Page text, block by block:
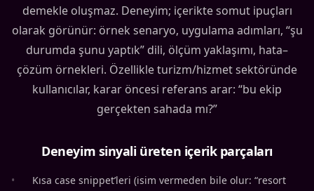
demekle oluşmaz. Deneyim; içerikte somut ipuçları
olarak görünür: örnek senaryo, uygulama adımları, “şu
durumda şunu yaptık” dili, ölçüm yaklaşımı, hata–
çözüm örnekleri. Özellikle turizm/hizmet sektöründe
kullanıcılar, karar öncesi referans arar: “bu ekip
gerçekten sahada mı?”
Deneyim sinyali üreten içerik parçaları
•
Kısa case snippet’leri (isim vermeden bile olur: “resort